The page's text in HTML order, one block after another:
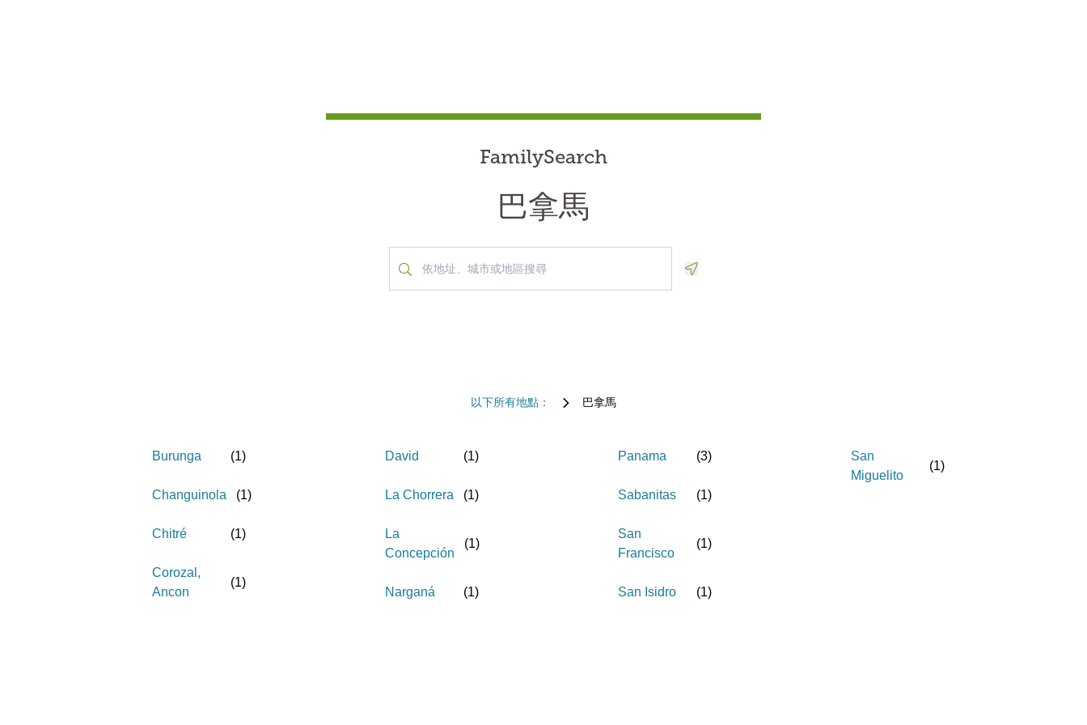
FamilySearch
巴拿馬
以下所有地點： 巴拿馬
Burunga (1)
Changuinola (1)
Chitré (1)
Corozal,
Ancon
(1)
David (1)
La Chorrera (1)
La
Concepción
(1)
Narganá (1)
Panama (3)
Sabanitas (1)
San
Francisco
(1)
San Isidro (1)
San
Miguelito
(1)